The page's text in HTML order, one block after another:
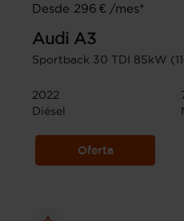
Desde 296 € /mes*
Audi A3
Sportback 30 TDI 85kW
2022
Diésel
Oferta